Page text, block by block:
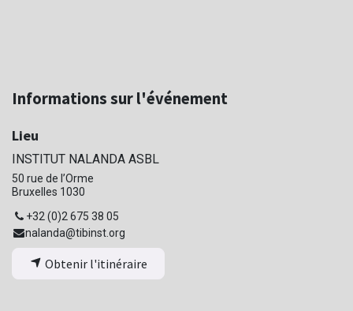
Informations sur l'événement
Lieu
INSTITUT NALANDA ASBL
50 rue de l’Orme
Bruxelles 1030
+32 (0)2 675 38 05
nalanda@tibinst.org
Obtenir l'itinéraire